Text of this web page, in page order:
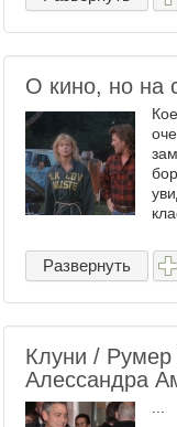
О кино, но на
Развернуть
Клуни /
Алессандра
...